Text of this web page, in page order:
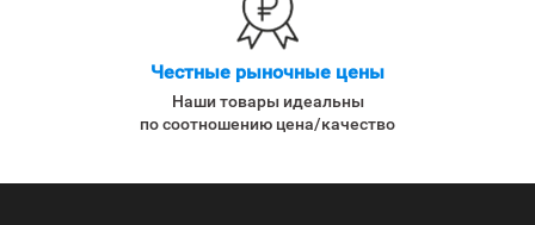
Честные рыночные цены
Наши товары идеальны
по соотношению цена/качество